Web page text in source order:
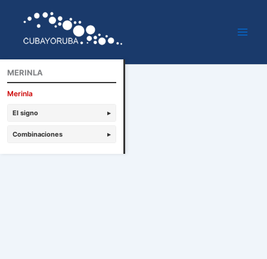
contenido
MERINLA
Merinla
El signo ▸
Combinaciones ▸